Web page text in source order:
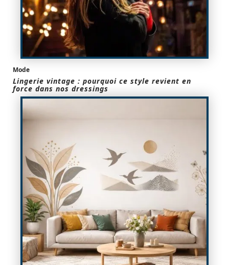
Mode
Lingerie vintage : pourquoi ce style revient en
force dans nos dressings